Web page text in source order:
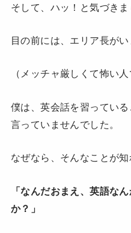
そして、ハッ！と気づきま
目の前には、エリア長がい
（メッチャ厳しくて怖い人
僕は、英会話を習ってい
言っていませんでした。
なぜなら、そんなことが知
「なんだおまえ、英語な
か？」